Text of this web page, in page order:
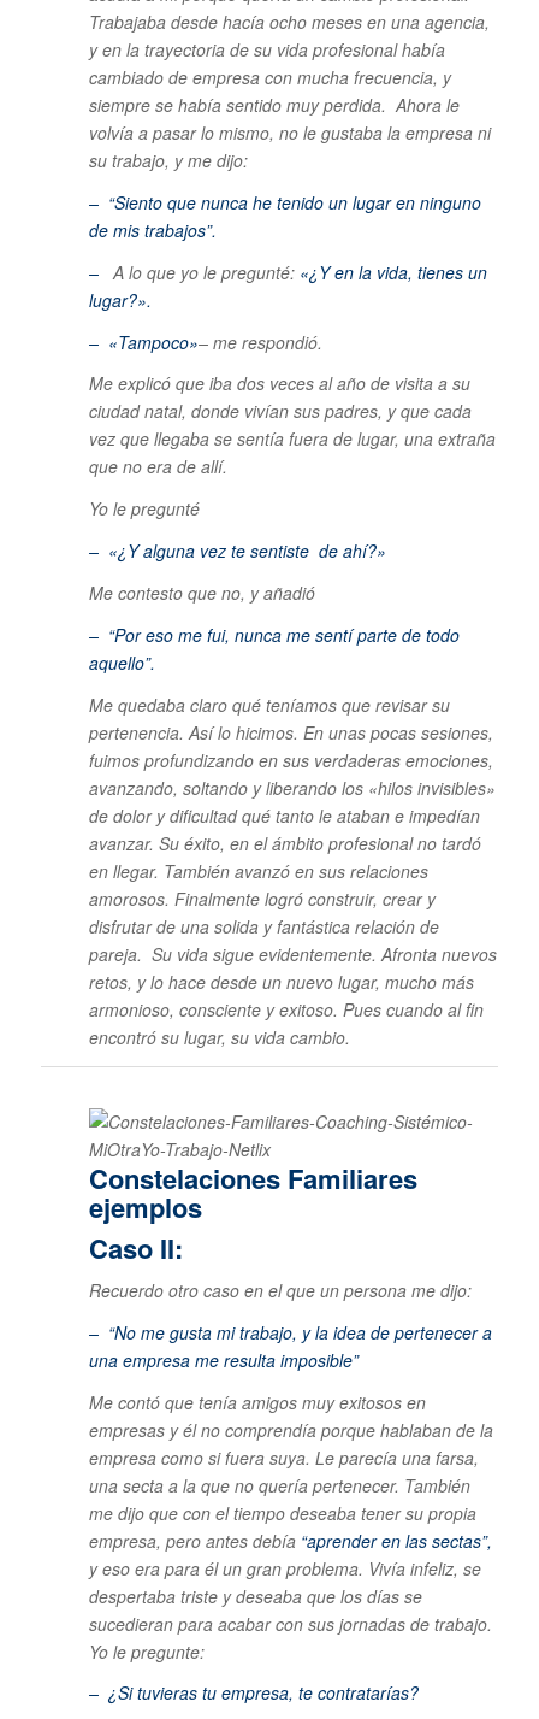
Trabajaba desde hacía ocho meses en una agencia,
y en la trayectoria de su vida profesional había
cambiado de empresa con mucha frecuencia, y
siempre se había sentido muy perdida. Ahora le
volvía a pasar lo mismo, no le gustaba la empresa ni
su trabajo, y me dijo:
– “Siento que nunca he tenido un lugar en ninguno
de mis trabajos”.
– A lo que yo le pregunté: «¿Y en la vida, tienes un
lugar?».
– «Tampoco»– me respondió.
Me explicó que iba dos veces al año de visita a su
ciudad natal, donde vivían sus padres, y que cada
vez que llegaba se sentía fuera de lugar, una extraña
que no era de allí.
Yo le pregunté
– «¿Y alguna vez te sentiste de ahí?»
Me contesto que no, y añadió
– “Por eso me fui, nunca me sentí parte de todo
aquello”.
Me quedaba claro qué teníamos que revisar su
pertenencia. Así lo hicimos. En unas pocas sesiones,
fuimos profundizando en sus verdaderas emociones,
avanzando, soltando y liberando los «hilos invisibles»
de dolor y dificultad qué tanto le ataban e impedían
avanzar. Su éxito, en el ámbito profesional no tardó
en llegar. También avanzó en sus relaciones
amorosos. Finalmente logró construir, crear y
disfrutar de una solida y fantástica relación de
pareja. Su vida sigue evidentemente. Afronta nuevos
retos, y lo hace desde un nuevo lugar, mucho más
armonioso, consciente y exitoso. Pues cuando al fin
encontró su lugar, su vida cambio.
Constelaciones Familiares
ejemplos
Caso II:
Recuerdo otro caso en el que un persona me dijo:
– “No me gusta mi trabajo, y la idea de pertenecer a
una empresa me resulta imposible”
Me contó que tenía amigos muy exitosos en
empresas y él no comprendía porque hablaban de la
empresa como si fuera suya. Le parecía una farsa,
una secta a la que no quería pertenecer. También
me dijo que con el tiempo deseaba tener su propia
empresa, pero antes debía “aprender en las sectas”,
y eso era para él un gran problema. Vivía infeliz, se
despertaba triste y deseaba que los días se
sucedieran para acabar con sus jornadas de trabajo.
Yo le pregunte:
– ¿Si tuvieras tu empresa, te contratarías?